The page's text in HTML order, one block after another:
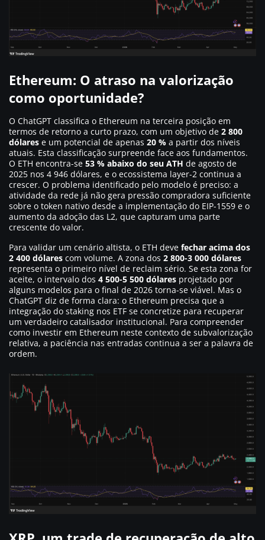
Ethereum: O atraso na valorização
como oportunidade?
O ChatGPT classifica o Ethereum na terceira posição em
termos de retorno a curto prazo, com um objetivo de 2 800
dólares e um potencial de apenas 20 % a partir dos níveis
atuais. Esta classificação surpreende face aos fundamentos.
O ETH encontra-se 53 % abaixo do seu ATH de agosto de
2025 nos 4 946 dólares, e o ecossistema layer-2 continua a
crescer. O problema identificado pelo modelo é preciso: a
atividade da rede já não gera pressão compradora suficiente
sobre o token nativo desde a implementação do EIP-1559 e o
aumento da adoção das L2, que capturam uma parte
crescente do valor.
Para validar um cenário altista, o ETH deve fechar acima dos
2 400 dólares com volume. A zona dos 2 800-3 000 dólares
representa o primeiro nível de reclaim sério. Se esta zona for
aceite, o intervalo dos 4 500-5 500 dólares projetado por
alguns modelos para o final de 2026 torna-se viável. Mas o
ChatGPT diz de forma clara: o Ethereum precisa que a
integração do staking nos ETF se concretize para recuperar
um verdadeiro catalisador institucional. Para compreender
como investir em Ethereum neste contexto de subvalorização
relativa, a paciência nas entradas continua a ser a palavra de
ordem.